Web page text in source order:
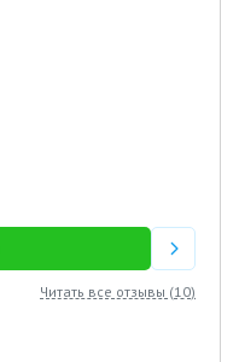
Читать все отзывы (10)